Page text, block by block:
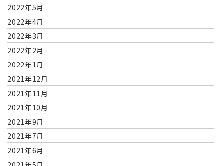
2022年5月
2022年4月
2022年3月
2022年2月
2022年1月
2021年12月
2021年11月
2021年10月
2021年9月
2021年7月
2021年6月